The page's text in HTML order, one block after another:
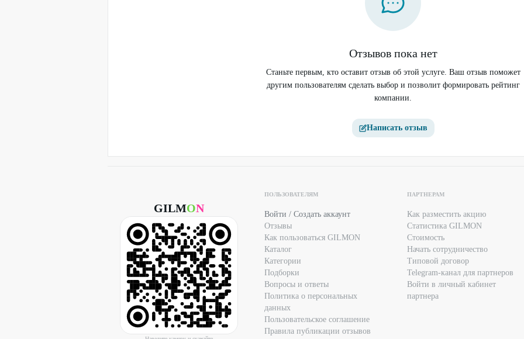
Отзывов пока нет
Станьте первым, кто оставит отзыв об этой услуге. Ваш отзыв поможет
другим пользователям сделать выбор и позволит формировать рейтинг
компании.
Написать отзыв
GILMON
ПОЛЬЗОВАТЕЛЯМ
Войти / Создать аккаунт
Отзывы
Как пользоваться GILMON
Каталог
Категории
Подборки
Вопросы и ответы
Политика о персональных
данных
Пользовательское соглашение
Правила публикации отзывов
ПАРТНЕРАМ
Как разместить акцию
Статистика GILMON
Стоимость
Начать сотрудничество
Типовой договор
Telegram-канал для партнеров
Войти в личный кабинет
партнера